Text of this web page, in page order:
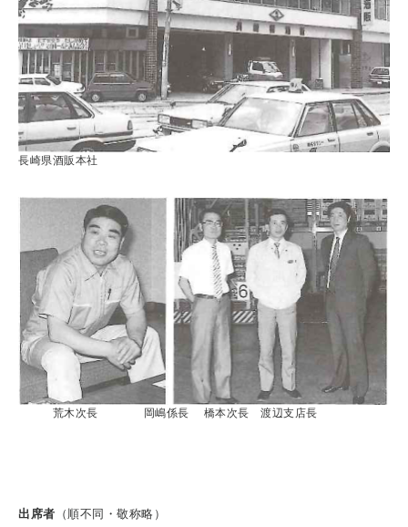
長崎県酒販本社
荒木次長 岡嶋係長 橋本次長 渡辺支店長
出席者 （順不同・敬称略）